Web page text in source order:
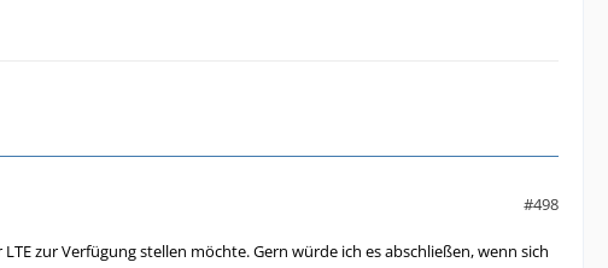
#498
zur Verfügung stellen möchte. Gern würde ich es abschließen, wenn sich